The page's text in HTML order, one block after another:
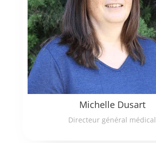
Michelle Dusart
Directeur général médical